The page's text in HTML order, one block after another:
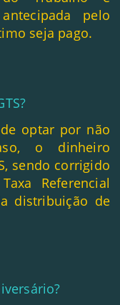
pelo
seja pago.
optar por não
o dinheiro
sendo corrigido
Referencial
distribuição de